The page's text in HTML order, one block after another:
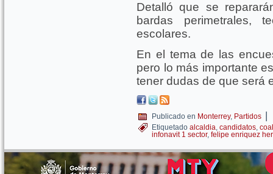
Detalló que se
bardas perimetrales,
escolares.
En el tema de las
pero lo más importante
tener dudas de que será
Publicado en Monterrey, Partidos |
Etiquetado alcaldia, candidatos,
infonavit 1 sector, felipe enriquez